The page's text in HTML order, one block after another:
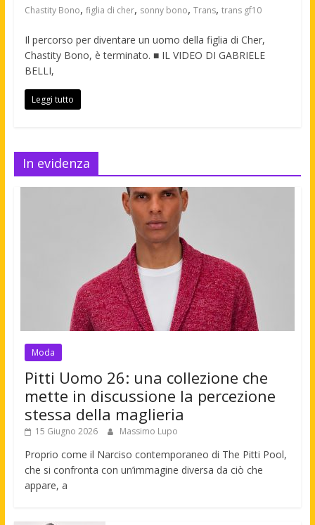
Chastity Bono, figlia di cher, sonny bono, Trans, trans gf10
Il percorso per diventare un uomo della figlia di Cher,
Chastity Bono, è terminato. ■ IL VIDEO DI GABRIELE
BELLI,
Leggi tutto
In evidenza
Moda
Pitti Uomo 26: una collezione che
mette in discussione la percezione
stessa della maglieria
15 Giugno 2026 Massimo Lupo
Proprio come il Narciso contemporaneo di The Pitti Pool,
che si confronta con un’immagine diversa da ciò che
appare, a